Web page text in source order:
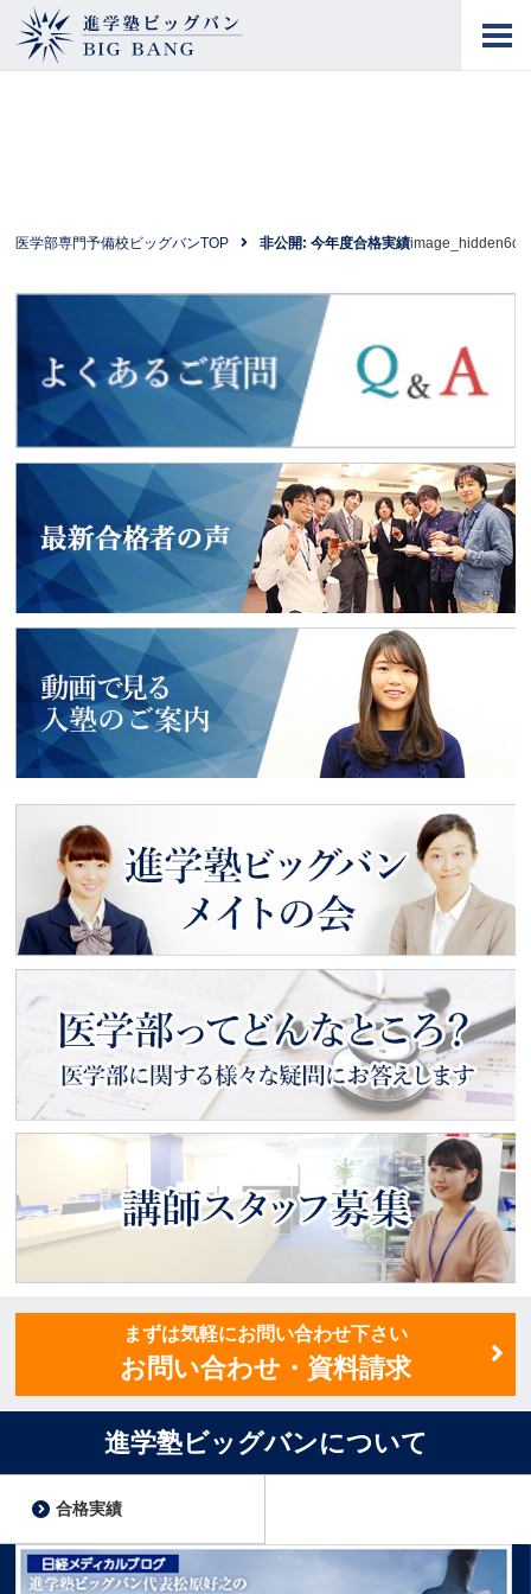
医学部専門予備校ビッグバンTOP 非公開: 今年度合格実績
よくあるご質問
2018年度入試
最新合格者の声
入塾のご案内
進学塾ビッグバン
メイトの会
医学部ってどんなところ？医学部に関する様々な疑問にお
まずは気軽にお問い合わせ下さい
お問い合わせ・資料請求
進学塾ビッグバンについて
合格実績